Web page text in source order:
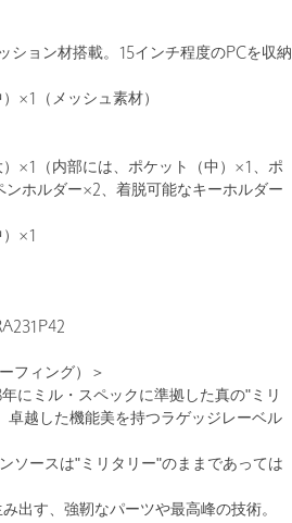
ション材搭載。15インチ程度のPCを収納
×1（メッシュ素材）
×1（内部には、ポケット（中）×1、ポ
ホルダー×2、着脱可能なキーホルダー
×1
フィング）＞
にミル・スペックに準拠した真の"ミリ
卓越した機能美を持つラゲッジレーベル
ソースは"ミリタリー"のままであっては
出す、強靭なパーツや最高峰の技術。